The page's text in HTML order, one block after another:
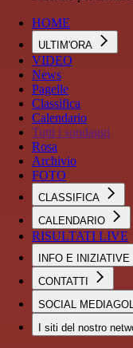
HOME
ULTIM'ORA
VIDEO
News
Pagelle
Classifica
Calendario
Tutti i sondaggi
Rosa
Archivio
FOTO
CLASSIFICA
CALENDARIO
RISULTATI LIVE
INFO E INIZIATIVE
CONTATTI
SOCIAL
I siti del nostro